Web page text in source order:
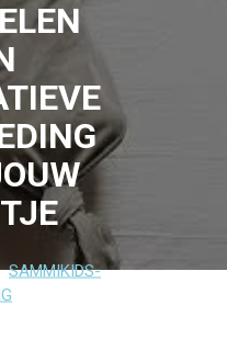
SAMMIKIDS-